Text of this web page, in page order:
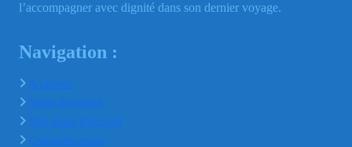
l’accompagner avec dignité dans son dernier voyage.
Navigation :
A propos
Notre boutique
Nos lieux d'accueil
Contactez-nous